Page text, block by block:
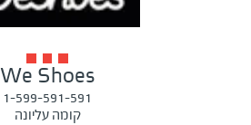
We Shoes
1-599-591-591
קומה עליונה